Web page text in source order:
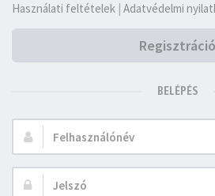
Használati feltételek | Adatvédelmi
Regisztráció
BELÉPÉS
Felhasználónév:
Jelszó: